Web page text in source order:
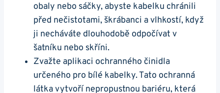
obaly nebo sáčky, abyste​ kabelku chránili
před nečistotami, škrábanci⁢ a vlhkostí,⁢ když
‍ji necháváte dlouhodobě odpočívat v
šatníku ‌nebo skříni.
Zvažte aplikaci‍ ochranného činidla
určeného pro⁣ bílé kabelky. Tato ochranná
látka vytvoří ⁤nepropustnou bariéru, která